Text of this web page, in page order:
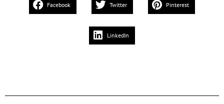
Facebook Twitter Pinterest
LinkedIn